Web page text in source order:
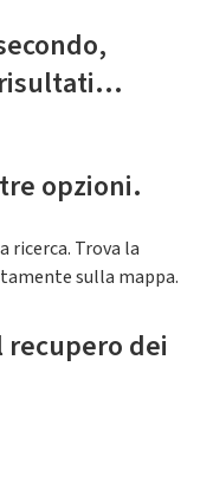
opzioni.
Trova la
sulla mappa.
recupero dei